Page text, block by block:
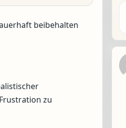
beibehalten
zu